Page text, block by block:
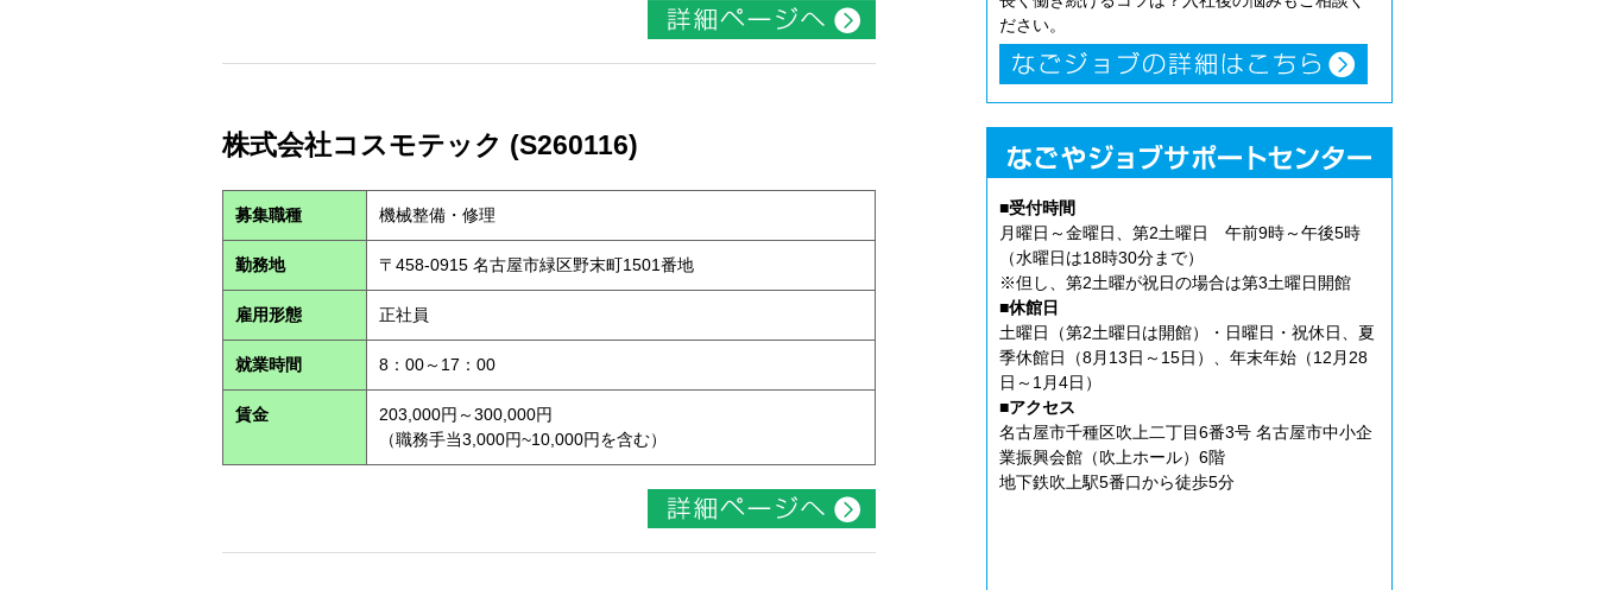
株式会社コスモテック (S260116)
募集職種 機械整備・修理
勤務地 〒458-0915 名古屋市緑区野末町1501番地
雇用形態 正社員
就業時間 8：00～17：00
賃金
203,000円～300,000円
（職務手当3,000円~10,000円を含む）
ださい。
■受付時間
月曜日～金曜日、第2土曜日 午前9時～午後5時
（水曜日は18時30分まで）
※但し、第2土曜が祝日の場合は第3土曜日開館
■休館日
土曜日（第2土曜日は開館）・日曜日・祝休日、夏
季休館日（8月13日～15日）、年末年始（12月28
日～1月4日）
■アクセス
名古屋市千種区吹上二丁目6番3号 名古屋市中小企
業振興会館（吹上ホール）6階
地下鉄吹上駅5番口から徒歩5分